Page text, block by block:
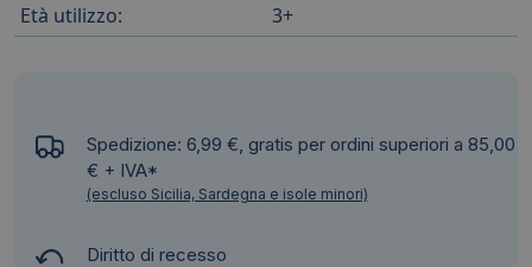
Età utilizzo:
3+
Spedizione: 6,99 €, gratis per ordini superiori a 85,00
€ + IVA*
(escluso Sicilia, Sardegna e isole minori)
Diritto di recesso